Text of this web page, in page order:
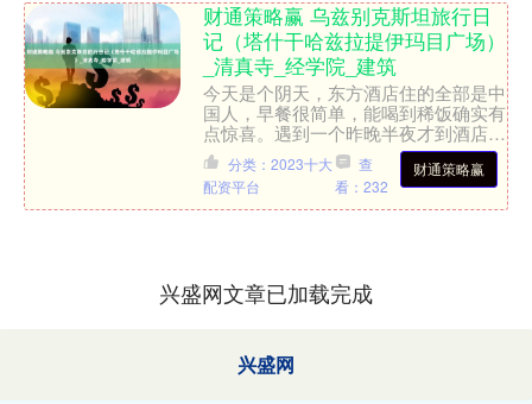
财通策略赢 乌兹别克斯坦旅行日
记（塔什干哈兹拉提伊玛目广场）
_清真寺_经学院_建筑
今天是个阴天，东方酒店住的全部是中
国人，早餐很简单，能喝到稀饭确实有
点惊喜。遇到一个昨晚半夜才到酒店的
妹妹，半夜到达在塔什干只待一天，年
轻人的精神和体力只能羡慕....财通策略赢
分类：2023十大
配资平台
查
看：232
兴盛网文章已加载完成
兴盛网